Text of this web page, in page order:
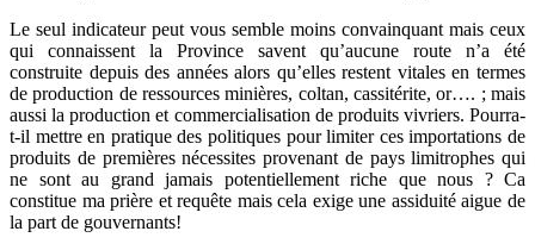
Le seul indicateur peut vous semble moins convainquant mais ceux
qui connaissent la Province savent qu’aucune route n’a été
construite depuis des années alors qu’elles restent vitales en termes
de production de ressources minières, coltan, cassitérite, or…. ; mais
aussi la production et commercialisation de produits vivriers. Pourra-
t-il mettre en pratique des politiques pour limiter ces importations de
produits de premières nécessites provenant de pays limitrophes qui
ne sont au grand jamais potentiellement riche que nous ? Ca
constitue ma prière et requête mais cela exige une assiduité aigue de
la part de gouvernants!